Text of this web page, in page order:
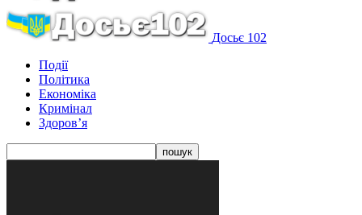
Досьє 102
Події
Політика
Економіка
Кримінал
Здоров’я